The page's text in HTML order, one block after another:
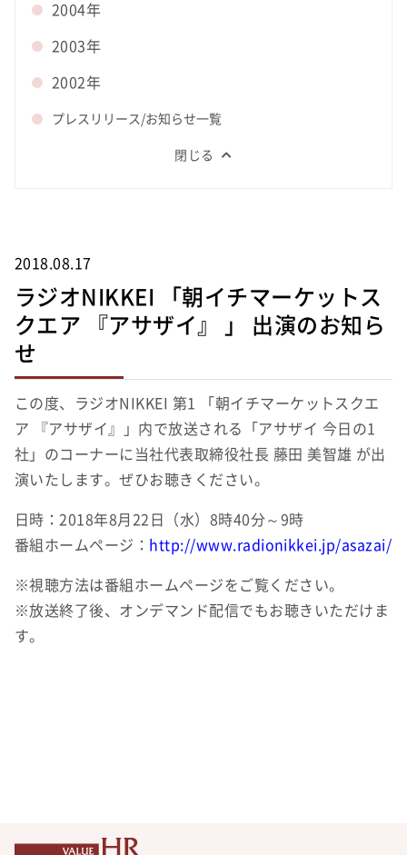
2018.08.17
ラジオNIKKEI 「朝イチマーケットス
クエア 『アサザイ』 」 出演のお知ら
せ
この度、ラジオNIKKEI 第1 「朝イチマーケットスクエ
ア 『アサザイ』」内で放送される「アサザイ 今日の1
社」のコーナーに当社代表取締役社長 藤田 美智雄 が出
演いたします。ぜひお聴きください。
日時：2018年8月22日（水）8時40分～9時
番組ホームページ：
http://www.radionikkei.jp/asazai/
※視聴方法は番組ホームページをご覧ください。
※放送終了後、オンデマンド配信でもお聴きいただけま
す。
2004年
2003年
2002年
プレスリリース/お知らせ一覧
閉じる